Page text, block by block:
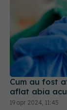
Cum au fost
aflat abia
19 apr 2024, 11:45